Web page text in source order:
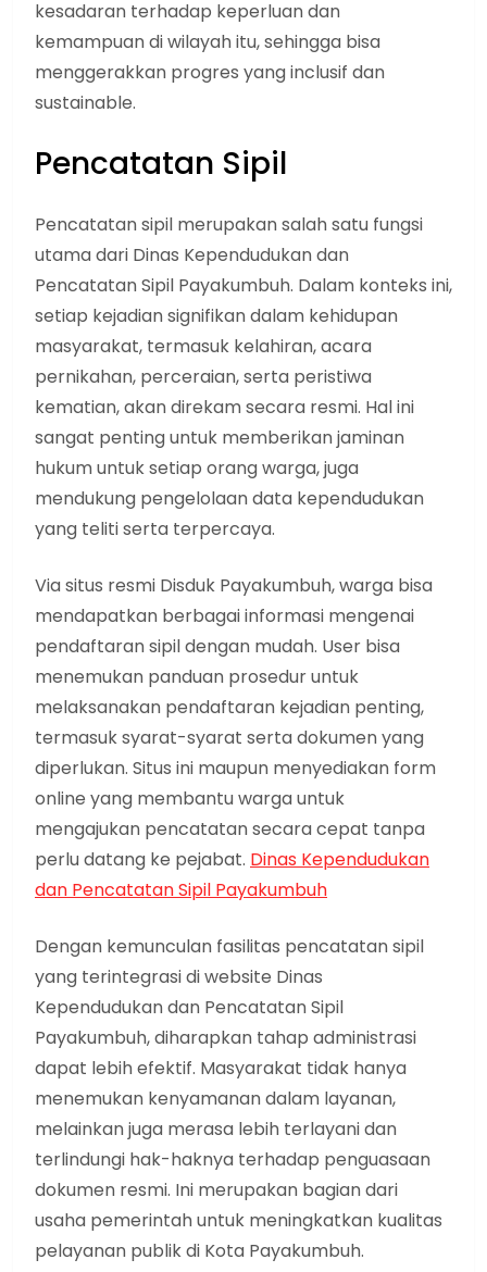
kesadaran terhadap keperluan dan
kemampuan di wilayah itu, sehingga bisa
menggerakkan progres yang inclusif dan
sustainable.
Pencatatan Sipil
Pencatatan sipil merupakan salah satu fungsi
utama dari Dinas Kependudukan dan
Pencatatan Sipil Payakumbuh. Dalam konteks ini,
setiap kejadian signifikan dalam kehidupan
masyarakat, termasuk kelahiran, acara
pernikahan, perceraian, serta peristiwa
kematian, akan direkam secara resmi. Hal ini
sangat penting untuk memberikan jaminan
hukum untuk setiap orang warga, juga
mendukung pengelolaan data kependudukan
yang teliti serta terpercaya.
Via situs resmi Disduk Payakumbuh, warga bisa
mendapatkan berbagai informasi mengenai
pendaftaran sipil dengan mudah. User bisa
menemukan panduan prosedur untuk
melaksanakan pendaftaran kejadian penting,
termasuk syarat-syarat serta dokumen yang
diperlukan. Situs ini maupun menyediakan form
online yang membantu warga untuk
mengajukan pencatatan secara cepat tanpa
perlu datang ke pejabat. Dinas Kependudukan
dan Pencatatan Sipil Payakumbuh
Dengan kemunculan fasilitas pencatatan sipil
yang terintegrasi di website Dinas
Kependudukan dan Pencatatan Sipil
Payakumbuh, diharapkan tahap administrasi
dapat lebih efektif. Masyarakat tidak hanya
menemukan kenyamanan dalam layanan,
melainkan juga merasa lebih terlayani dan
terlindungi hak-haknya terhadap penguasaan
dokumen resmi. Ini merupakan bagian dari
usaha pemerintah untuk meningkatkan kualitas
pelayanan publik di Kota Payakumbuh.